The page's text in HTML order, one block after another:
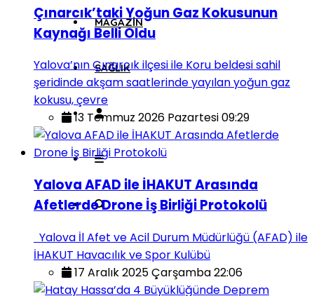
MAGAZIN
SAĞLIK
Çınarcık’taki Yoğun Gaz Kokusunun
Kaynağı Belli Oldu
Yalova’nın Çınarcık ilçesi ile Koru beldesi sahil
şeridinde akşam saatlerinde yayılan yoğun gaz
kokusu, çevre
13 Temmuz 2026 Pazartesi 09:29
Yalova AFAD ile İHAKUT Arasında
Afetlerde Drone İş Birliği Protokolü
Yalova İl Afet ve Acil Durum Müdürlüğü (AFAD) ile
İHAKUT Havacılık ve Spor Kulübü
17 Aralık 2025 Çarşamba 22:06